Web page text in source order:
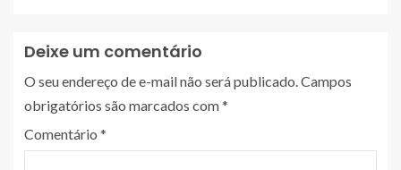
Deixe um comentário
O seu endereço de e-mail não será publicado.Campos
obrigatórios são marcados com*
Comentário *